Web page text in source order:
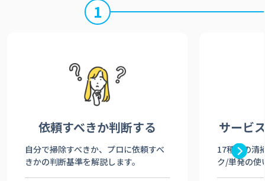
1
依頼すべきか判断する
自分で掃除すべきか、プロに依頼すべ
きかの判断基準を解説します。
サービ
17種類の清
ク/単発の使